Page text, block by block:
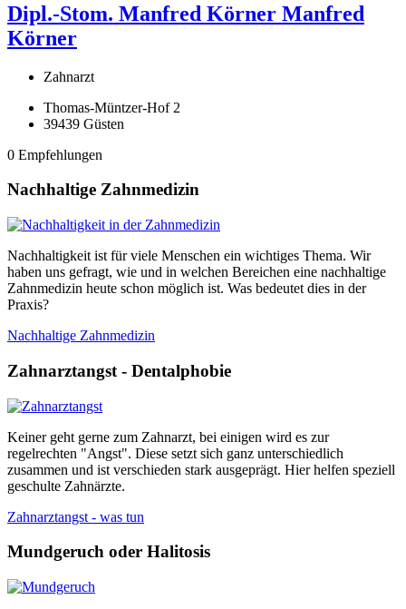
Dipl.-Stom. Manfred Körner Manfred
Körner
Zahnarzt
Thomas-Müntzer-Hof 2
39439 Güsten
0 Empfehlungen
Nachhaltige Zahnmedizin
Nachhaltigkeit ist für viele Menschen ein wichtiges Thema. Wir
haben uns gefragt, wie und in welchen Bereichen eine nachhaltige
Zahnmedizin heute schon möglich ist. Was bedeutet dies in der
Praxis?
Nachhaltige Zahnmedizin
Zahnarztangst - Dentalphobie
Keiner geht gerne zum Zahnarzt, bei einigen wird es zur
regelrechten "Angst". Diese setzt sich ganz unterschiedlich
zusammen und ist verschieden stark ausgeprägt. Hier helfen speziell
geschulte Zahnärzte.
Zahnarztangst - was tun
Mundgeruch oder Halitosis